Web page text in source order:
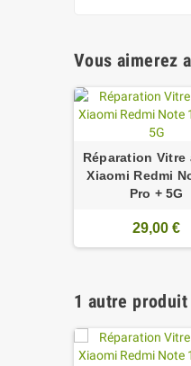
Vous aimerez
Réparation Vitre
Xiaomi Redmi
Pro + 5G
29,00 €
1 autre